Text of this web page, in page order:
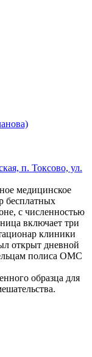
п. Токсово, ул.
медицинское
бесплатных
с численностью
включает три
клиники
открыт дневной
полиса ОМС
образца для